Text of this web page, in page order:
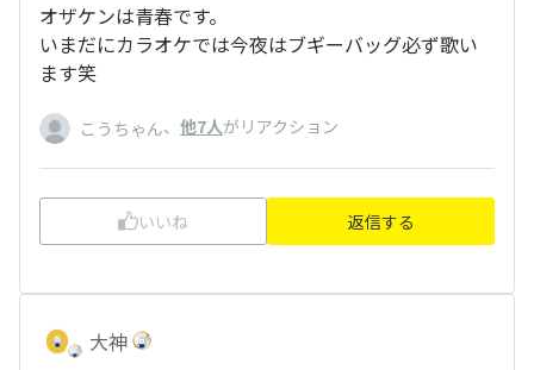
オザケンは青春です。
いまだにカラオケでは今夜はブギーバッグ必ず歌い
ます笑
こうちゃん、 他7人がリアクション
いいね 返信する
大神